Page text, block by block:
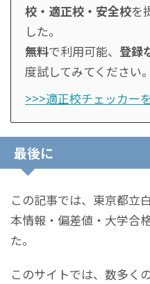
校・適正校・安全校を
した。
無料で利用可能、 登録
度試してみてください。
>>>適正校チェッカー
最後に
この記事では、東京都立
本情報・偏差値・大学合
た。
このサイトでは、数多く